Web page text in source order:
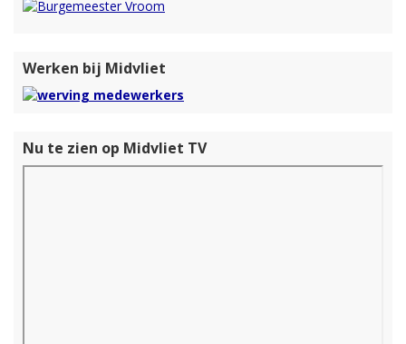
Werken bij Midvliet
Nu te zien op Midvliet TV